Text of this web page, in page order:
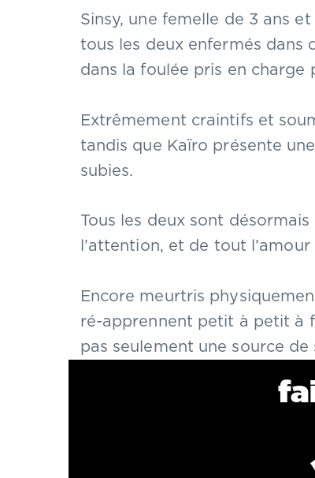
Sinsy, une femelle de 3 ans
tous les deux enfermés dans
dans la foulée pris en charge
Extrêmement craintifs et
tandis que Kaïro présente
subies.
Tous les deux sont
l’attention, et de tout
Encore meurtris
ré-apprennent petit à petit à
pas seulement une source de